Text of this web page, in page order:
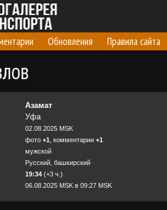
Обновления Правила сайта
Азамат
Уфа
02.08.2025 MSK
фото +1 , комментарии +1
мужской
Русский, башкирский
19:34 (+3 ч.)
06.08.2025 MSK в 09:27 MSK